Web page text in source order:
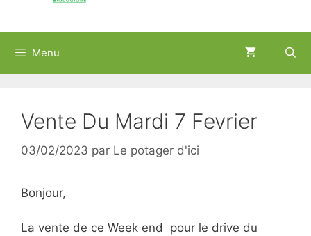
Menu
Vente Du Mardi 7 Fevrier
03/02/2023 par Le potager d'ici
Bonjour,
La vente de ce Week end pour le drive du